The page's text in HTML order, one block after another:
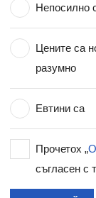
Непосилно
Цените са
разумно
Евтини са
Прочетох „
съгласен с